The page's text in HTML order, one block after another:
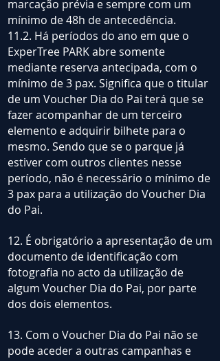
marcação prévia e sempre com um
mínimo de 48h de antecedência.
11.2. Há períodos do ano em que o
ExperTree PARK abre somente
mediante reserva antecipada, com o
mínimo de 3 pax. Significa que o titular
de um Voucher Dia do Pai terá que se
fazer acompanhar de um terceiro
elemento e adquirir bilhete para o
mesmo. Sendo que se o parque já
estiver com outros clientes nesse
período, não é necessário o mínimo de
3 pax para a utilização do Voucher Dia
do Pai.
12. É obrigatório a apresentação de um
documento de identificação com
fotografia no acto da utilização de
algum Voucher Dia do Pai, por parte
dos dois elementos.
13. Com o Voucher Dia do Pai não se
pode aceder a outras campanhas e